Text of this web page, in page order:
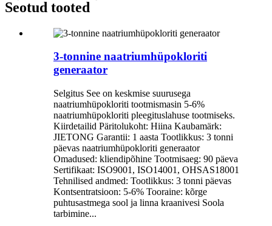
Seotud tooted
3-tonnine naatriumhüpokloriti
generaator
Selgitus See on keskmise suurusega
naatriumhüpokloriti tootmismasin 5-6%
naatriumhüpokloriti pleegituslahuse tootmiseks.
Kiirdetailid Päritolukoht: Hiina Kaubamärk:
JIETONG Garantii: 1 aasta Tootlikkus: 3 tonni
päevas naatriumhüpokloriti generaator
Omadused: kliendipõhine Tootmisaeg: 90 päeva
Sertifikaat: ISO9001, ISO14001, OHSAS18001
Tehnilised andmed: Tootlikkus: 3 tonni päevas
Kontsentratsioon: 5-6% Tooraine: kõrge
puhtusastmega sool ja linna kraanivesi Soola
tarbimine...